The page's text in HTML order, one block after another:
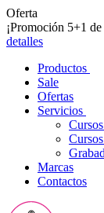
Oferta
¡Promoción 5+1
detalles
Productos
Sale
Ofertas
Servicios
Marcas
Contactos